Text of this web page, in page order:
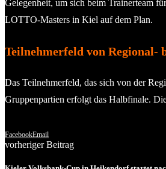
Gelegenheit, um sich beim Trainerteam
LOTTO-Masters in Kiel auf dem Plan.
Teilnehmerfeld von Regional-
Das Teilnehmerfeld, das sich von der
Gruppenpartien erfolgt das Halbfinale.
FacebookEmail
vorheriger Beitrag